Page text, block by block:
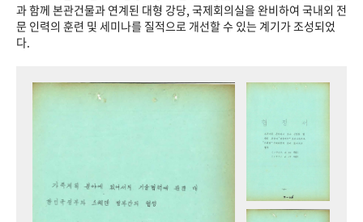
과 함께 본관건물과 연계된 대형 강당, 국제회의실을 완비하여 국내외 전
문 인력의 훈련 및 세미나를 질적으로 개선할 수 있는 계기가 조성되었
다.